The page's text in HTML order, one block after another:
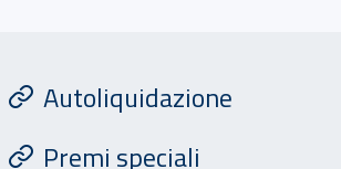
Attivita' di Assicurazione
Autoliquidazione
Premi speciali